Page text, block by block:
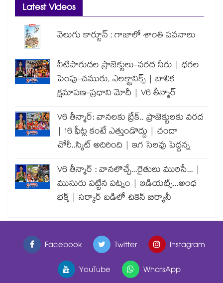
Latest Videos
వెలుగు కార్టూన్ : గాజాలో శాంతి పవనాలు
నీటిపారుదల ప్రాజెక్టులు-వరద నీరు | ధరల
పెంపు-చమురు, ఎలక్ట్రానిక్స్ | బాలిక
క్షమాపణ-ప్రధాని మోదీ | V6 తీన్మార్
V6 తీన్మార్: వానలకు బ్రేక్.. ప్రాజెక్టులకు వరద
| 16 ఫీట్ల కంటే ఎత్తుండొద్దు | చందా
చోరీ..స్కిట్ అదిరింది | ఇగ సెలవు పెద్దన్న
V6 తీన్మార్ : వానలొచ్చే...రైతులు మురిసే... |
ముసురు పట్టిన పట్నం | ఇడియట్స్...అంధ
భక్త్ | సర్కార్ బడిలో చికెన్ బిర్యానీ
Facebook Twitter
Instagram
YouTube
WhatsApp